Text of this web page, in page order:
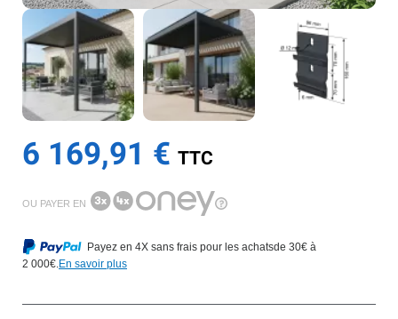
6 169,91 €
OU PAYER EN
Payez en 4X sans frais pour les achatsde 30€ à
2 000€.En savoir plus